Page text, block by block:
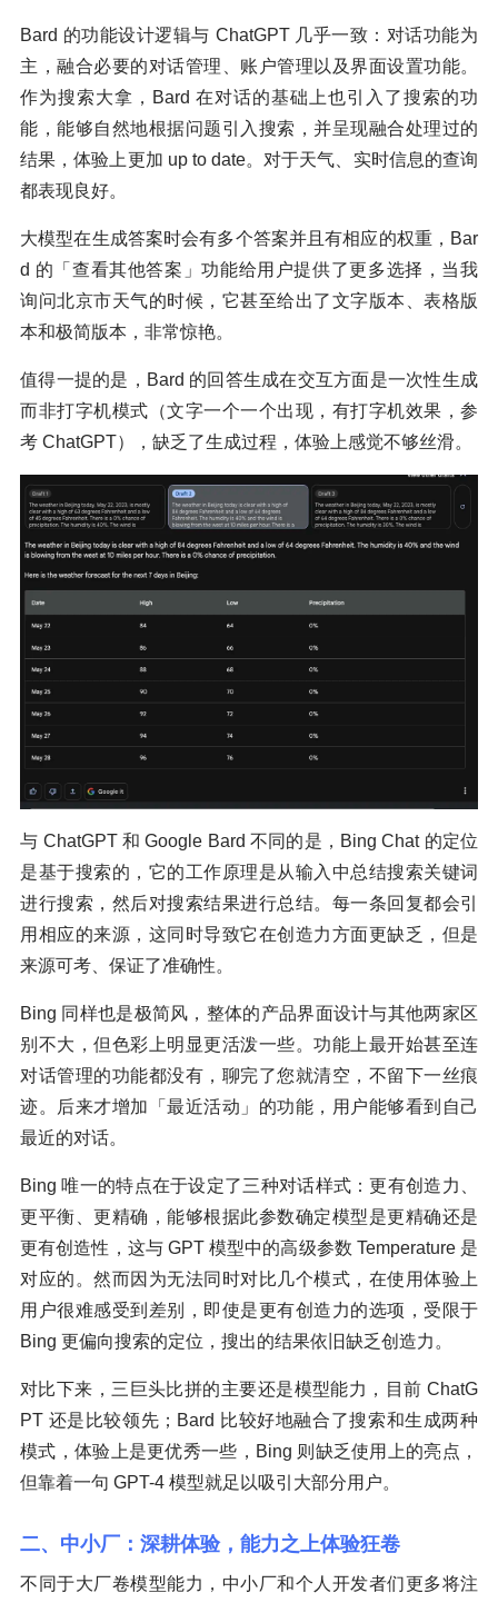
Bard 的功能设计逻辑与 ChatGPT 几乎一致：对话功能为
主，融合必要的对话管理、账户管理以及界面设置功能。
作为搜索大拿，Bard 在对话的基础上也引入了搜索的功
能，能够自然地根据问题引入搜索，并呈现融合处理过的
结果，体验上更加 up to date。对于天气、实时信息的查询
都表现良好。
大模型在生成答案时会有多个答案并且有相应的权重，Bar
d 的「查看其他答案」功能给用户提供了更多选择，当我
询问北京市天气的时候，它甚至给出了文字版本、表格版
本和极简版本，非常惊艳。
值得一提的是，Bard 的回答生成在交互方面是一次性生成
而非打字机模式（文字一个一个出现，有打字机效果，参
考 ChatGPT），缺乏了生成过程，体验上感觉不够丝滑。
与 ChatGPT 和 Google Bard 不同的是，Bing Chat 的定位
是基于搜索的，它的工作原理是从输入中总结搜索关键词
进行搜索，然后对搜索结果进行总结。每一条回复都会引
用相应的来源，这同时导致它在创造力方面更缺乏，但是
来源可考、保证了准确性。
Bing 同样也是极简风，整体的产品界面设计与其他两家区
别不大，但色彩上明显更活泼一些。功能上最开始甚至连
对话管理的功能都没有，聊完了您就清空，不留下一丝痕
迹。后来才增加「最近活动」的功能，用户能够看到自己
最近的对话。
Bing 唯一的特点在于设定了三种对话样式：更有创造力、
更平衡、更精确，能够根据此参数确定模型是更精确还是
更有创造性，这与 GPT 模型中的高级参数 Temperature 是
对应的。然而因为无法同时对比几个模式，在使用体验上
用户很难感受到差别，即使是更有创造力的选项，受限于
Bing 更偏向搜索的定位，搜出的结果依旧缺乏创造力。
对比下来，三巨头比拼的主要还是模型能力，目前 ChatG
PT 还是比较领先；Bard 比较好地融合了搜索和生成两种
模式，体验上是更优秀一些，Bing 则缺乏使用上的亮点，
但靠着一句 GPT-4 模型就足以吸引大部分用户。
二、中小厂：深耕体验，能力之上体验狂卷
不同于大厂卷模型能力，中小厂和个人开发者们更多将注